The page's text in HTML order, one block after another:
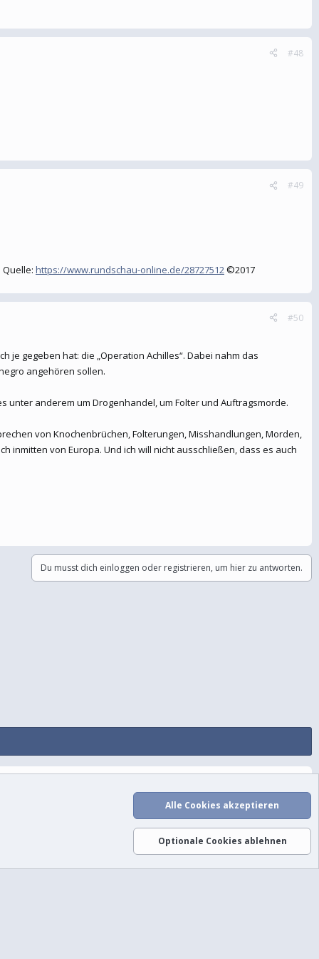
#48
#49
https://www.rundschau-online.de/28727512©2017
#50
je gegeben hat: die „Operation Achilles“. Dabei nahm das
angehören sollen.
unter anderem um Drogenhandel, um Folter und Auftragsmorde.
von Knochenbrüchen, Folterungen, Misshandlungen, Morden,
inmitten von Europa. Und ich will nicht ausschließen, dass es auch
Du musst dich einloggen oder registrieren, um hier zu antworten.
S
Alle Cookies akzeptieren
Optionale Cookies ablehnen